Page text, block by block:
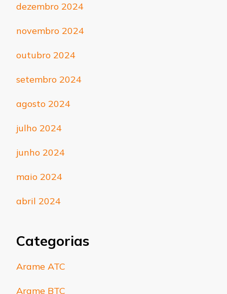
dezembro 2024
novembro 2024
outubro 2024
setembro 2024
agosto 2024
julho 2024
junho 2024
maio 2024
abril 2024
Categorias
Arame ATC
Arame BTC